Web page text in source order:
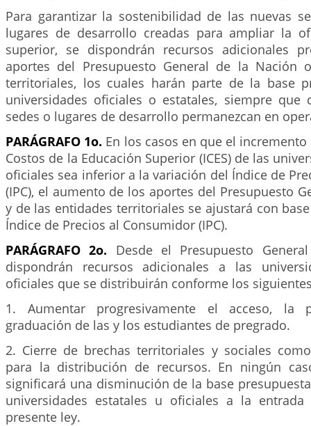
Para garantizar la sostenibilidad de las nuevas
lugares de desarrollo creadas para ampliar la
superior, se dispondrán recursos adicionales
aportes del Presupuesto General de la Nación
territoriales, los cuales harán parte de la base
universidades oficiales o estatales, siempre que
sedes o lugares de desarrollo permanezcan en
PARÁGRAFO 1o. En los casos en que el
Costos de la Educación Superior (ICES) de las
oficiales sea inferior a la variación del Índice de
(IPC), el aumento de los aportes del Presupuesto
y de las entidades territoriales se ajustará con
Índice de Precios al Consumidor (IPC).
PARÁGRAFO 2o. Desde el Presupuesto
dispondrán recursos adicionales a las
oficiales que se distribuirán conforme los
1. Aumentar progresivamente el acceso, la
graduación de las y los estudiantes de pregrado.
2. Cierre de brechas territoriales y sociales
para la distribución de recursos. En ningún
significará una disminución de la base
universidades estatales u oficiales a la
presente ley.